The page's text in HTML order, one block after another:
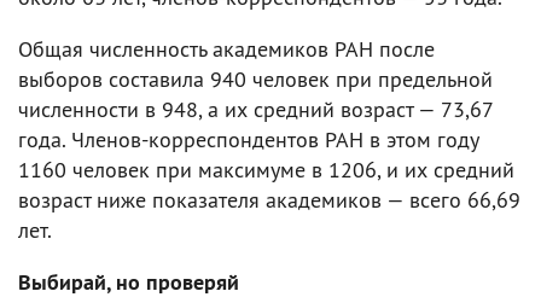
Общая численность академиков РАН после
выборов составила 940 человек при предельной
численности в 948, а их средний возраст — 73,67
года. Членов-корреспондентов РАН в этом году
1160 человек при максимуме в 1206, и их средний
возраст ниже показателя академиков — всего 66,69
лет.
Выбирай, но проверяй